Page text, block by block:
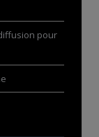
pour